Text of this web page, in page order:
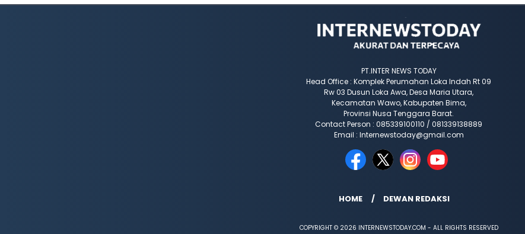
PT.INTER NEWS TODAY
Head Office : Komplek Perumahan Loka Indah Rt 09
Rw 03 Dusun Loka Awa, Desa Maria Utara,
Kecamatan Wawo, Kabupaten Bima,
Provinsi Nusa Tenggara Barat.
Contact Person : 085339100110 / 081339138889
Email : Internewstoday@gmail.com
HOME DEWAN REDAKSI
COPYRIGHT © 2026 INTERNEWSTODAY.COM - ALL RIGHTS RESERVED